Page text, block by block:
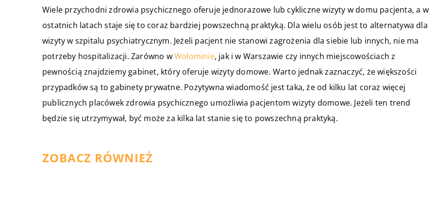
Wiele przychodni zdrowia psychicznego oferuje jednorazowe lub cykliczne wizyty w domu pacjenta, a w
ostatnich latach staje się to coraz bardziej powszechną praktyką. Dla wielu osób jest to alternatywa dla
wizyty w szpitalu psychiatrycznym. Jeżeli pacjent nie stanowi zagrożenia dla siebie lub innych, nie ma
potrzeby hospitalizacji. Zarówno wWołominie, jak i w Warszawie czy innych miejscowościach z
pewnością znajdziemy gabinet, który oferuje wizyty domowe. Warto jednak zaznaczyć, że większości
przypadków są to gabinety prywatne. Pozytywna wiadomość jest taka, że od kilku lat coraz więcej
publicznych placówek zdrowia psychicznego umożliwia pacjentom wizyty domowe. Jeżeli ten trend
będzie się utrzymywał, być może za kilka lat stanie się to powszechną praktyką.
ZOBACZ RÓWNIEŻ